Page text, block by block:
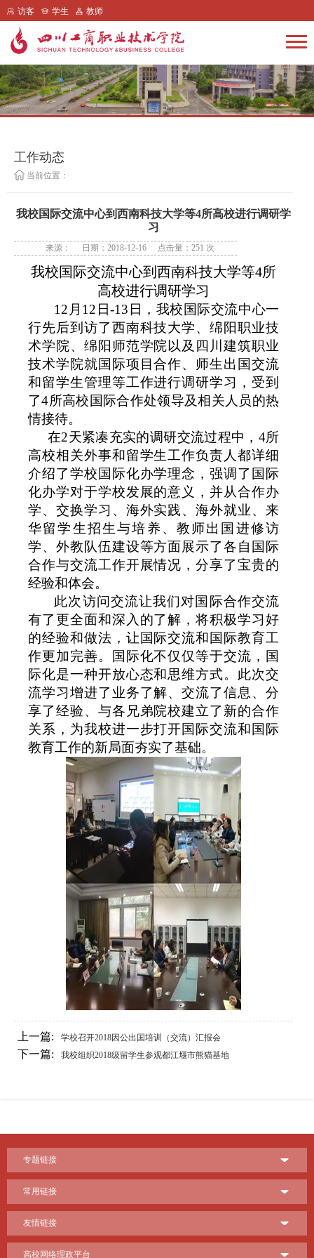
访客 学生 教师
工作动态
当前位置：
我校国际交流中心到西南科技大学等4所高校进行调研学
习
来源： 日期：2018-12-16 点击量： 251 次
我校国际交流中心到西南科技大学等4所
高校进行调研学习
12 月 12 日-13 日，我校国际交流中心一
行先后到访了西南科技大学、绵阳职业技
术学院、绵阳师范学院以及四川建筑职业
技术学院就国际项目合作、师生出国交流
和留学生管理等工作进行调研学习，受到
了4所高校国际合作处领导及相关人员的热
情接待。
在2天紧凑充实的调研交流过程中， 4所
高校相关外事和留学生工作负责人都详细
介绍了学校国际化办学理念，强调了国际
化办学对于学校发展的意义，并从合作办
学、交换学习、海外实践、海外就业、来
华留学生招生与培养、教师出国进修访
学、外教队伍建设等方面展示了各自国际
合作与交流工作开展情况，分享了宝贵的
经验和体会。
此次访问交流让我们对国际合作交流
有了更全面和深入的了解，将积极学习好
的经验和做法，让国际交流和国际教育工
作更加完善。国际化不仅仅等于交流，国
际化是一种开放心态和思维方式。此次交
流学习增进了业务了解、交流了信息、分
享了经验、与各兄弟院校建立了新的合作
关系，为我校进一步打开国际交流和国际
教育工作的新局面夯实了基础。
上一篇: 学校召开2018因公出国培训（交流）汇报会
下一篇: 我校组织2018级留学生参观都江堰市熊猫基地
专题链接
常用链接
友情链接
高校网络理政平台